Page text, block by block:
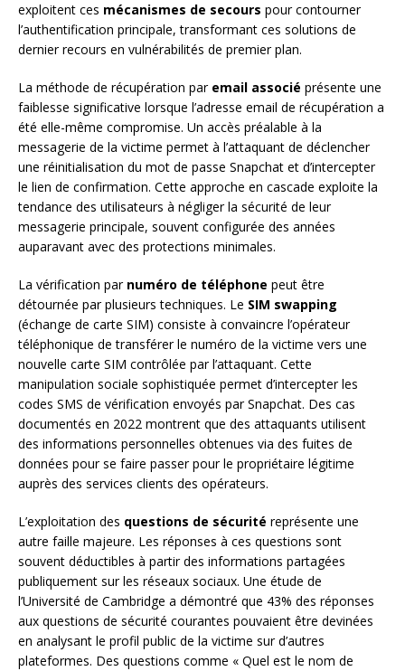
exploitent ces mécanismes de secours pour contourner
l’authentification principale, transformant ces solutions de
dernier recours en vulnérabilités de premier plan.
La méthode de récupération par email associé présente une
faiblesse significative lorsque l’adresse email de récupération a
été elle-même compromise. Un accès préalable à la
messagerie de la victime permet à l’attaquant de déclencher
une réinitialisation du mot de passe Snapchat et d’intercepter
le lien de confirmation. Cette approche en cascade exploite la
tendance des utilisateurs à négliger la sécurité de leur
messagerie principale, souvent configurée des années
auparavant avec des protections minimales.
La vérification par numéro de téléphone peut être
détournée par plusieurs techniques. Le SIM swapping
(échange de carte SIM) consiste à convaincre l’opérateur
téléphonique de transférer le numéro de la victime vers une
nouvelle carte SIM contrôlée par l’attaquant. Cette
manipulation sociale sophistiquée permet d’intercepter les
codes SMS de vérification envoyés par Snapchat. Des cas
documentés en 2022 montrent que des attaquants utilisent
des informations personnelles obtenues via des fuites de
données pour se faire passer pour le propriétaire légitime
auprès des services clients des opérateurs.
L’exploitation des questions de sécurité représente une
autre faille majeure. Les réponses à ces questions sont
souvent déductibles à partir des informations partagées
publiquement sur les réseaux sociaux. Une étude de
l’Université de Cambridge a démontré que 43% des réponses
aux questions de sécurité courantes pouvaient être devinées
en analysant le profil public de la victime sur d’autres
plateformes. Des questions comme « Quel est le nom de